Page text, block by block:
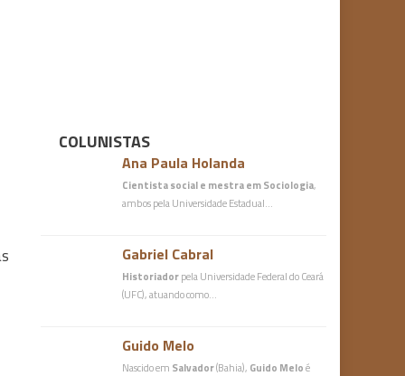
COLUNISTAS
Ana Paula Holanda
Cientista social e mestra em Sociologia,
ambos pela Universidade Estadual…
Gabriel Cabral
Historiadorpela Universidade Federal do Ceará
(UFC), atuando como…
Guido Melo
Nascido em Salvador(Bahia), Guido Meloé